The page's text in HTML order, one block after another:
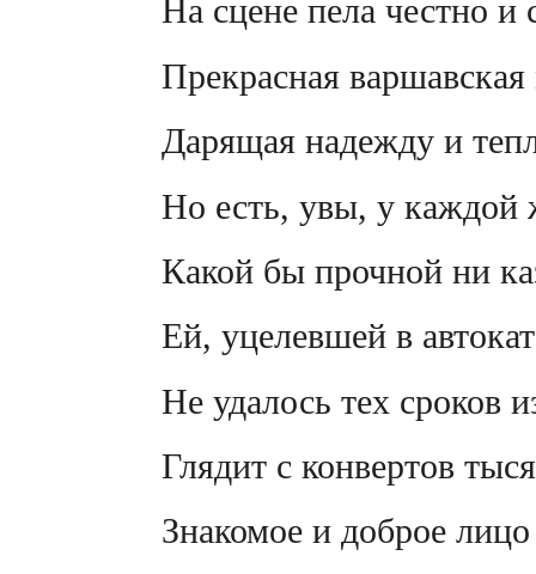
На сцене пела честно и
Прекрасная
Дарящая надежду и
Но есть, увы, у каждой
Какой бы прочной ни
Ей, уцелевшей в
Не удалось тех сроков
Глядит с конвертов
Знакомое и доброе лицо